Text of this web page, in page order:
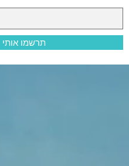
תרשמו אותי